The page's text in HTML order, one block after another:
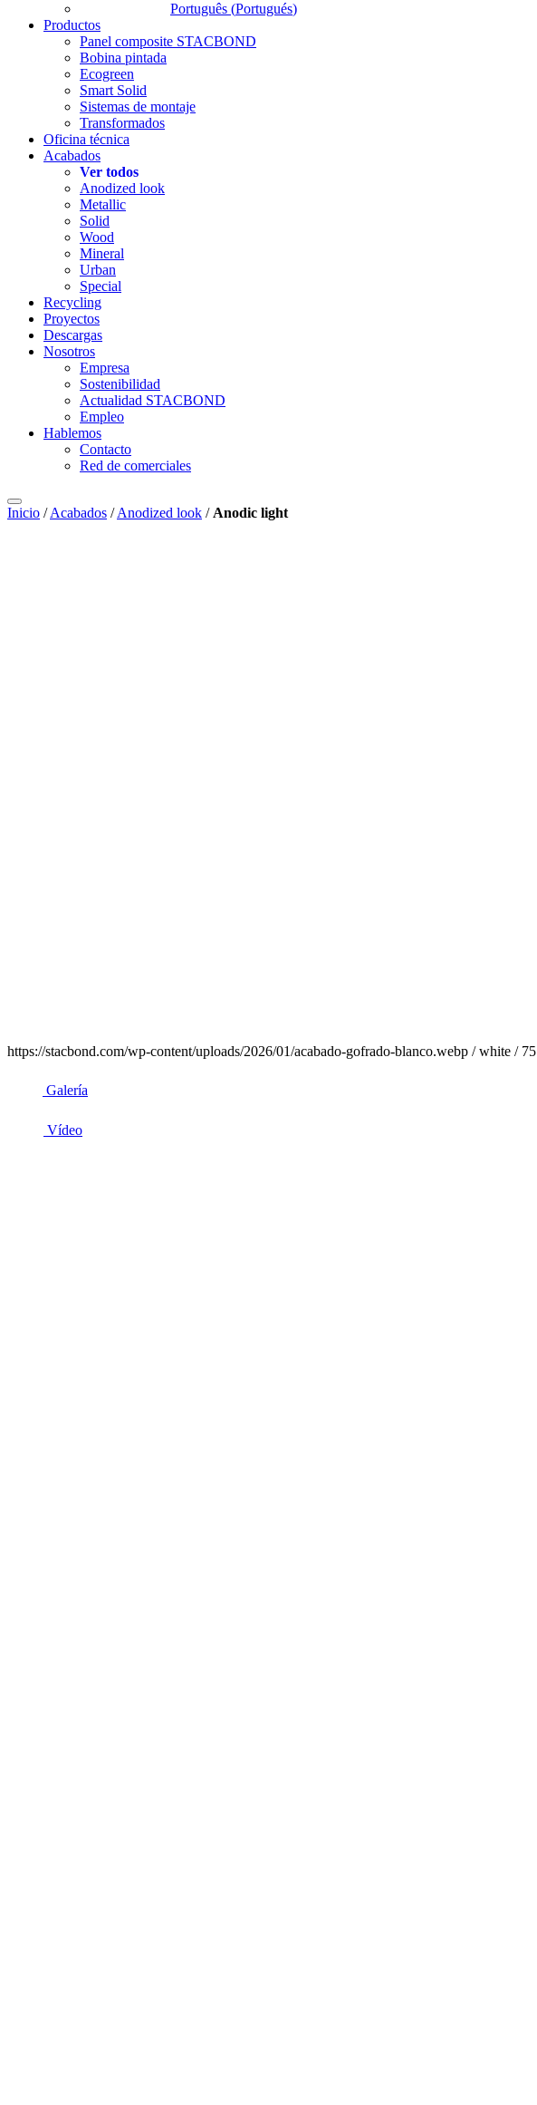
Português (Portugués)
Productos
Panel composite STACBOND
Bobina pintada
Ecogreen
Smart Solid
Sistemas de montaje
Transformados
Oficina técnica
Acabados
Ver todos
Anodized look
Metallic
Solid
Wood
Mineral
Urban
Special
Recycling
Proyectos
Descargas
Nosotros
Empresa
Sostenibilidad
Actualidad STACBOND
Empleo
Hablemos
Contacto
Red de comerciales
Inicio /Acabados /Anodized look / Anodic light
https://stacbond.com/wp-content/uploads/2026/01/acabado-gofrado-blanco.webp / white / 75
Galería
Vídeo